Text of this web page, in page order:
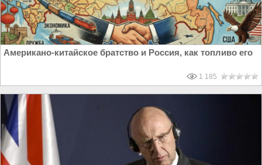
Американо-китайское братство и Россия, как топливо его
1 185